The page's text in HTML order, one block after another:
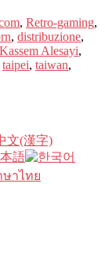
, Retro-gaming,
, distribuzione,
Alesayi,
taipei, taiwan,